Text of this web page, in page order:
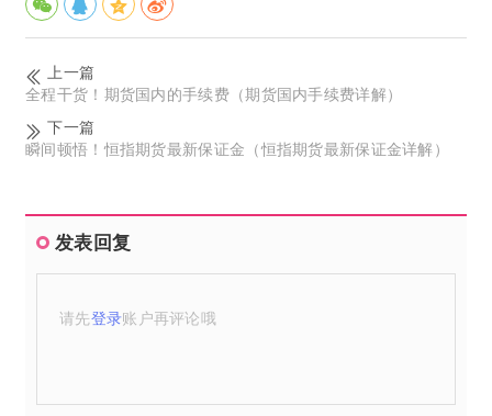
上一篇
全程干货！期货国内的手续费（期货国内手续费详解）
下一篇
瞬间顿悟！恒指期货最新保证金（恒指期货最新保证金详解）
发表回复
请先登录账户再评论哦